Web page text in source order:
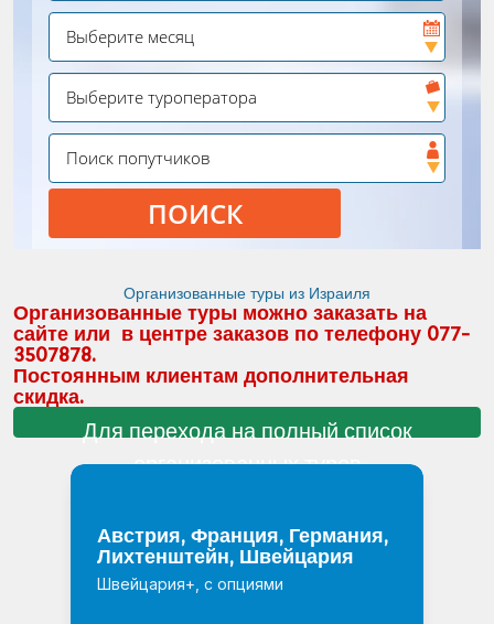
ПОИСК
Организованные туры из Израиля
Организованные туры можно заказать на
сайте или в центре заказов по телефону 077-
3507878.
Постоянным клиентам дополнительная
скидка.
Для перехода на полный список
организованных туров
Австрия, Франция, Германия,
Лихтенштейн, Швейцария
Швейцария+, с опциями